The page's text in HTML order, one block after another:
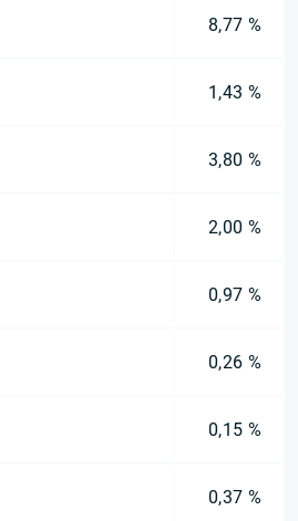
8,77 %
1,43 %
3,80 %
2,00 %
0,97 %
0,26 %
0,15 %
0,37 %